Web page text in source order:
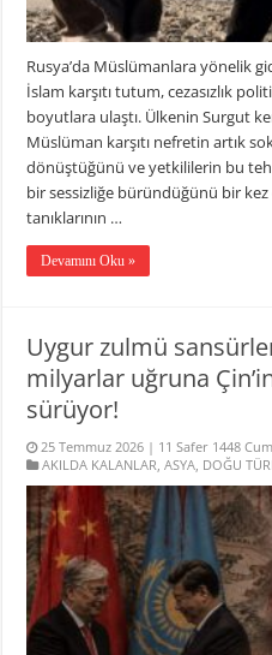
Rusya’da Müslümanlara yönelik
İslam karşıtı tutum, cezasızlık
boyutlara ulaştı. Ülkenin Surgut
Müslüman karşıtı nefretin artık
dönüştüğünü ve yetkililerin bu
bir sessizliğe büründüğünü bir
tanıklarının …
Devamını Oku »
Uygur zulmü
milyarlar uğruna
sürüyor!
25 Temmuz 2026 | 11 Safer 1448
AKILDA KALANLAR ,ASYA DOĞU